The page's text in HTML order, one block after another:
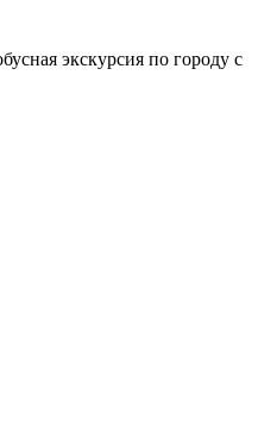
экскурсия по городу с